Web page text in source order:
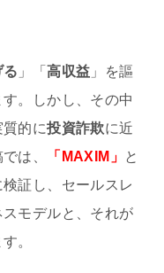
る 」「高収益 」を謳
。しかし、その中
質的に投資詐欺に近
は、
「MAXIM」 と
証し、セールスレ
モデルと、それが
。